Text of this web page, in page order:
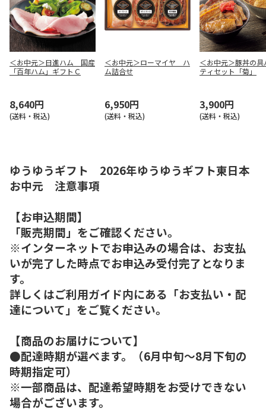
＜お中元＞日進ハム 国産
「百年ハム」ギフトＣ
8,640円
(送料・税込)
＜お中元＞ローマイヤ ハ
ム詰合せ
6,950円
(送料・税込)
＜お中元＞豚丼の具
ティセット「菊」
3,900円
(送料・税込)
ゆうゆうギフト 2026年ゆうゆうギフト東日本
お中元 注意事項
【お申込期間】
「販売期間」をご確認ください。
※インターネットでお申込みの場合は、お支払
いが完了した時点でお申込み受付完了となりま
す。
詳しくはご利用ガイド内にある「お支払い・配
達について」をご覧ください。
【商品のお届けについて】
●配達時期が選べます。（6月中旬～8月下旬の
時期指定可）
※一部商品は、配達希望時期をお受けできない
場合がございます。